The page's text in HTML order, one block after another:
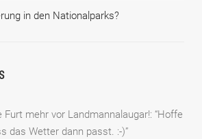
in den Nationalparks?
Furt mehr vor Landmannalaugar!: “Hoffe
das Wetter dann passt. :-)”